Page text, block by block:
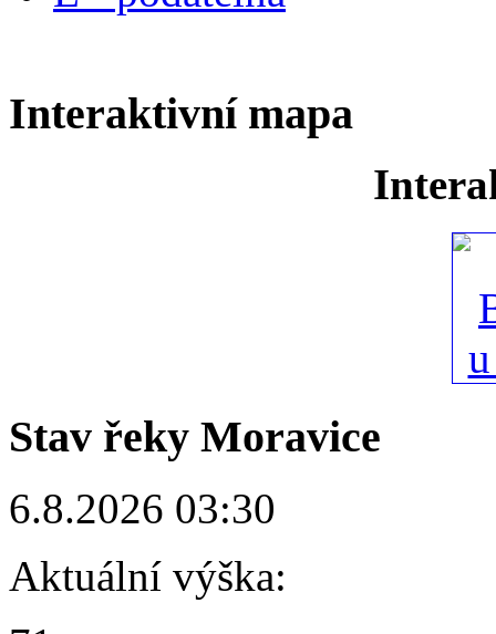
Interaktivní mapa
Stav řeky Moravice
6.8.2026 03:30
Aktuální výška: